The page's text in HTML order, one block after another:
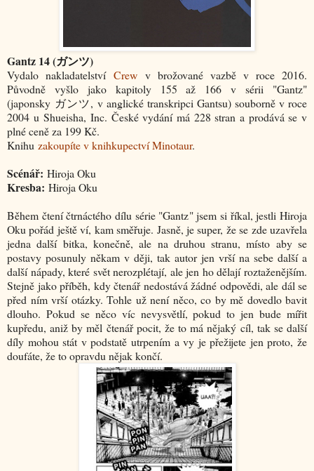
Gantz 14 (ガンツ)
Vydalo nakladatelství Crew v brožované vazbě v roce 2016.
Původně vyšlo jako kapitoly 155 až 166 v sérii "Gantz"
(japonsky ガンツ, v anglické transkripci Gantsu) souborně v roce
2004 u Shueisha, Inc. České vydání má 228 stran a prodává se v
plné ceně za 199 Kč.
Knihu zakoupíte v knihkupectví Minotaur.
Scénář: Hiroja Oku
Kresba: Hiroja Oku
Během čtení čtrnáctého dílu série "Gantz" jsem si říkal, jestli Hiroja
Oku pořád ještě ví, kam směřuje. Jasně, je super, že se zde uzavřela
jedna další bitka, konečně, ale na druhou stranu, místo aby se
postavy posunuly někam v ději, tak autor jen vrší na sebe další a
další nápady, které svět nerozplétají, ale jen ho dělají roztaženějším.
Stejně jako příběh, kdy čtenář nedostává žádné odpovědi, ale dál se
před ním vrší otázky. Tohle už není něco, co by mě dovedlo bavit
dlouho. Pokud se něco víc nevysvětlí, pokud to jen bude mířit
kupředu, aniž by měl čtenář pocit, že to má nějaký cíl, tak se další
díly mohou stát v podstatě utrpením a vy je přežijete jen proto, že
doufáte, že to opravdu nějak končí.